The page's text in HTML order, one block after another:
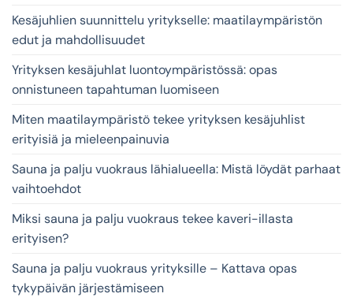
Kesäjuhlien suunnittelu yritykselle: maatilaympäristön
edut ja mahdollisuudet
Yrityksen kesäjuhlat luontoympäristössä: opas
onnistuneen tapahtuman luomiseen
Miten maatilaympäristö tekee yrityksen kesäjuhlist
erityisiä ja mieleenpainuvia
Sauna ja palju vuokraus lähialueella: Mistä löydät parhaat
vaihtoehdot
Miksi sauna ja palju vuokraus tekee kaveri-illasta
erityisen?
Sauna ja palju vuokraus yrityksille – Kattava opas
tykypäivän järjestämiseen